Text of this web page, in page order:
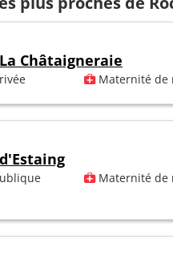
Châtaigneraie
Maternité de
Maternité de